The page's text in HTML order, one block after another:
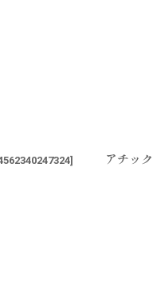
] アチッ